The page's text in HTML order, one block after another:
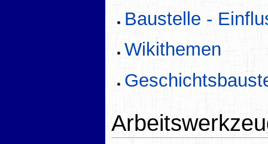
Baustelle -
Wikithemen